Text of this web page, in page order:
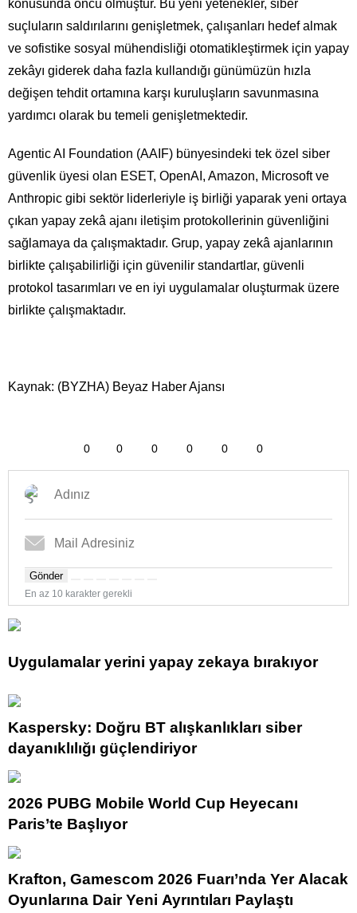
konusunda öncü olmuştur. Bu yeni yetenekler, siber
suçluların saldırılarını genişletmek, çalışanları hedef almak
ve sofistike sosyal mühendisliği otomatikleştirmek için yapay
zekâyı giderek daha fazla kullandığı günümüzün hızla
değişen tehdit ortamına karşı kuruluşların savunmasına
yardımcı olarak bu temeli genişletmektedir.
Agentic AI Foundation (AAIF) bünyesindeki tek özel siber
güvenlik üyesi olan ESET, OpenAI, Amazon, Microsoft ve
Anthropic gibi sektör liderleriyle iş birliği yaparak yeni ortaya
çıkan yapay zekâ ajanı iletişim protokollerinin güvenliğini
sağlamaya da çalışmaktadır. Grup, yapay zekâ ajanlarının
birlikte çalışabilirliği için güvenilir standartlar, güvenli
protokol tasarımları ve en iyi uygulamalar oluşturmak üzere
birlikte çalışmaktadır.
Kaynak: (BYZHA) Beyaz Haber Ajansı
0 0 0 0 0 0
Gönder
En az 10 karakter gerekli
Uygulamalar yerini yapay zekaya bırakıyor
Kaspersky: Doğru BT alışkanlıkları siber
dayanıklılığı güçlendiriyor
2026 PUBG Mobile World Cup Heyecanı
Paris’te Başlıyor
Krafton, Gamescom 2026 Fuarı’nda Yer Alacak
Oyunlarına Dair Yeni Ayrıntıları Paylaştı